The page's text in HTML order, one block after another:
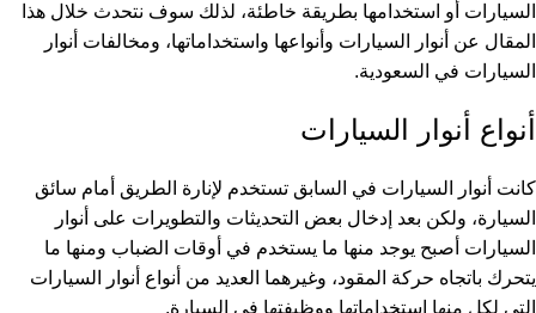
السيارات أو استخدامها بطريقة خاطئة، لذلك سوف نتحدث خلال هذا
المقال عن أنوار السيارات وأنواعها واستخداماتها، ومخالفات أنوار
السيارات في السعودية.
أنواع أنوار السيارات
كانت أنوار السيارات في السابق تستخدم لإنارة الطريق أمام سائق
السيارة، ولكن بعد إدخال بعض التحديثات والتطويرات على أنوار
السيارات أصبح يوجد منها ما يستخدم في أوقات الضباب ومنها ما
يتحرك باتجاه حركة المقود، وغيرهما العديد من أنواع أنوار السيارات
التي لكلٍ منها استخداماتها ووظيفتها في السيارة.